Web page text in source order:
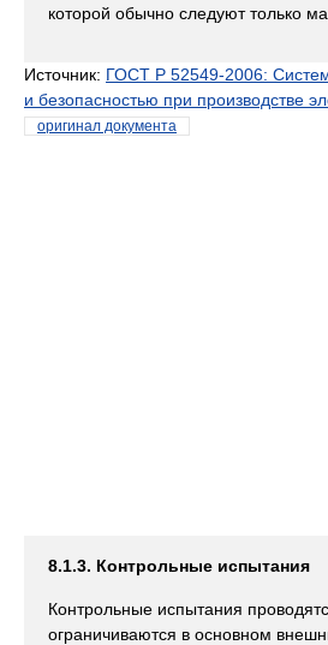
которой обычно следуют только
Источник: ГОСТ Р 52549-2006:
и безопасностью при производстве
оригинал документа
8.1.3. Контрольные испытания
Контрольные испытания
ограничиваются в основном